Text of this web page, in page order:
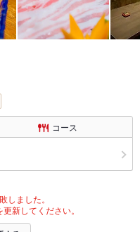
コース
しました。
新してください。